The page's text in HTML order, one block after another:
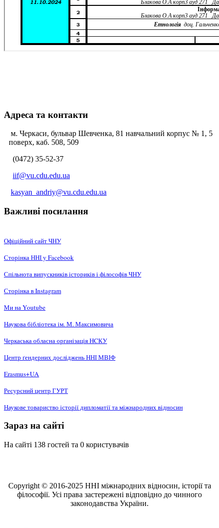
Адреса та контакти
м. Черкаси, бульвар Шевченка, 81 навчальний корпус № 1, 5
поверх, каб. 508, 509
(0472) 35-52-37
iif@vu.cdu.edu.ua
kasyan_andriy@vu.cdu.edu.ua
Важливі посилання
Офіційний сайт ЧНУ
Сторінка ННІ у Facebook
Спільнота випускників істориків і філософів ЧНУ
Сторінка в Instagram
Ми на Youtube
Наукова бібліотека ім. М. Максимовича
Черкаська обласна організація НCКУ
Центр ґендерних досліджень ННІ МВІФ
Erasmus+UA
Ресурсний центр ГУРТ
Наукове товариство історії дипломатії та міжнародних відносин
Зараз на сайті
На сайті 138 гостей та 0 користувачів
Copyright © 2016-2025 ННІ міжнародних відносин, історії та
філософії. Усі права застережені відповідно до чинного
законодавства України.